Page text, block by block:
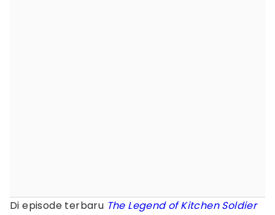
Di episode terbaru The Legend of Kitchen Soldier